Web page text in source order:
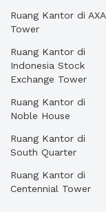
Ruang Kantor di AXA
Tower
Ruang Kantor di
Indonesia Stock
Exchange Tower
Ruang Kantor di
Noble House
Ruang Kantor di
South Quarter
Ruang Kantor di
Centennial Tower